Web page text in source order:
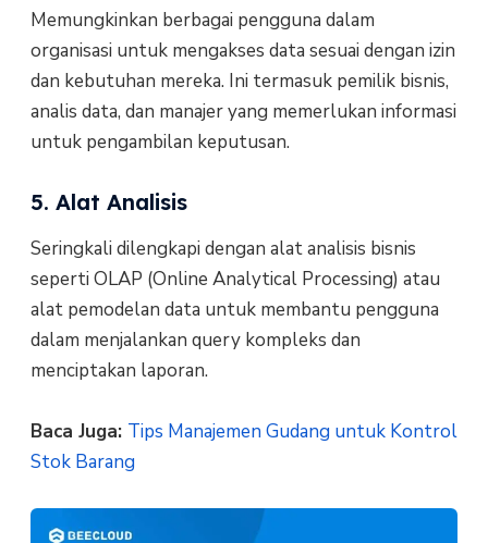
Memungkinkan berbagai pengguna dalam
organisasi untuk mengakses data sesuai dengan izin
dan kebutuhan mereka. Ini termasuk pemilik bisnis,
analis data, dan manajer yang memerlukan informasi
untuk pengambilan keputusan.
5. Alat Analisis
Seringkali dilengkapi dengan alat analisis bisnis
seperti OLAP (Online Analytical Processing) atau
alat pemodelan data untuk membantu pengguna
dalam menjalankan query kompleks dan
menciptakan laporan.
Baca Juga: Tips Manajemen Gudang untuk Kontrol
Stok Barang